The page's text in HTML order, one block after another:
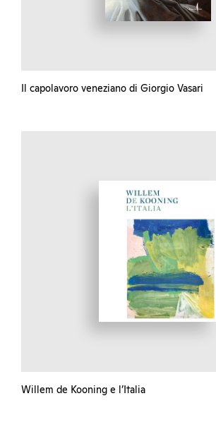
Il capolavoro veneziano di Giorgio Vasari
Willem de Kooning e l’Italia